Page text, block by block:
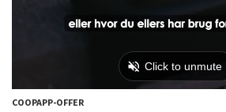
COOPAPP-OFFER